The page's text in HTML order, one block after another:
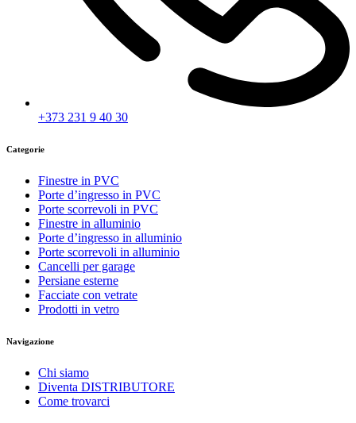
+373 231 9 40 30
Categorie
Finestre in PVC
Porte d’ingresso in PVC
Porte scorrevoli in PVC
Finestre in alluminio
Porte d’ingresso in alluminio
Porte scorrevoli in alluminio
Cancelli per garage
Persiane esterne
Facciate con vetrate
Prodotti in vetro
Navigazione
Chi siamo
Diventa DISTRIBUTORE
Come trovarci